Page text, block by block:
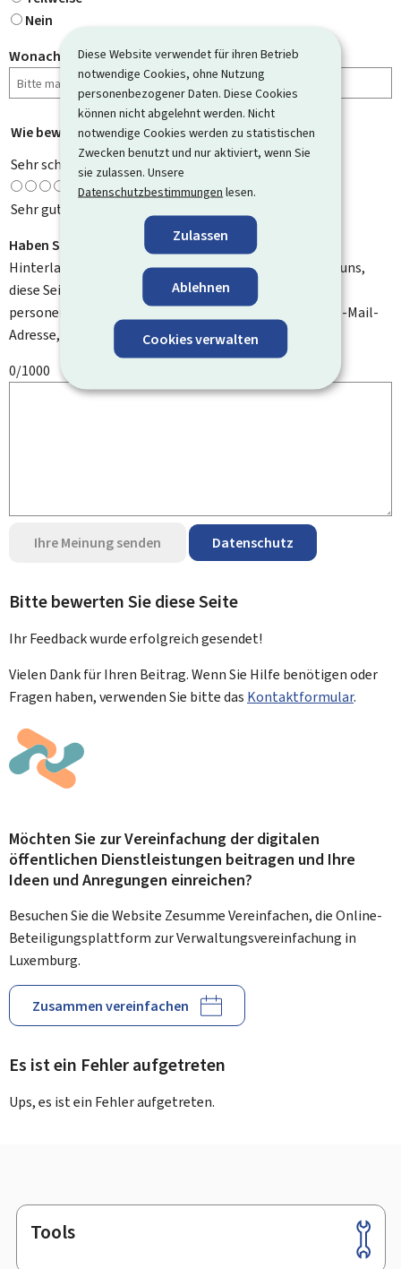
Diese Website verwendet für ihren Betrieb
notwendige Cookies, ohne Nutzung
personenbezogener Daten. Diese Cookies
können nicht abgelehnt werden. Nicht
notwendige Cookies werden zu statistischen
Zwecken benutzt und nur aktiviert, wenn Sie
sie zulassen. Unsere
Datenschutzbestimmungen lesen.
Zulassen
Ablehnen
Cookies verwalten
Nein
Wonach haben Sie gesucht?
Wie bewerten Sie diese Seite? *
Sehr schlecht
Sehr gut
Haben Sie Verbesserungsvorschläge?
Hinterlassen Sie uns einen Kommentar und helfen Sie uns,
diese Seite zu verbessern. Bitte geben Sie keine
personenbezogenen Daten an, wie zum Beispiel Ihre E-Mail-
Adresse, Ihren Namen oder Ihre Telefonnummer.
0/1000
Ihre Meinung senden Datenschutz
Bitte bewerten Sie diese Seite
Ihr Feedback wurdeerfolgreichgesendet!
Vielen Dank für Ihren Beitrag. Wenn Sie Hilfe benötigen oder
Fragen haben, verwenden Sie bitte das Kontaktformular.
Möchten Sie zur Vereinfachung der digitalen
öffentlichen Dienstleistungen beitragen und Ihre
Ideen und Anregungen einreichen?
Besuchen Sie die Website Zesumme Vereinfachen, die Online-
Beteiligungsplattform zur Verwaltungsvereinfachung in
Luxemburg.
Zusammen vereinfachen
Es ist ein Fehler aufgetreten
Ups, es ist ein Fehler aufgetreten.
Footer
Tools